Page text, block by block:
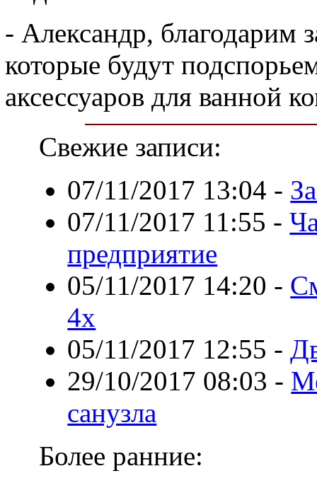
- Александр, благодарим
которые будут
аксессуаров для ванной
Свежие записи:
07/11/2017 13:04 -
07/11/2017 11:55 -
предприятие
05/11/2017 14:20 -
4x
05/11/2017 12:55 -
29/10/2017 08:03 -
санузла
Более ранние: